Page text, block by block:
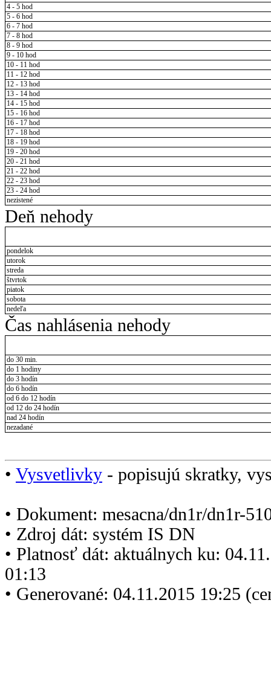
4 - 5 hod
5 - 6 hod
6 - 7 hod
7 - 8 hod
8 - 9 hod
9 - 10 hod
10 - 11 hod
11 - 12 hod
12 - 13 hod
13 - 14 hod
14 - 15 hod
15 - 16 hod
16 - 17 hod
17 - 18 hod
18 - 19 hod
19 - 20 hod
20 - 21 hod
21 - 22 hod
22 - 23 hod
23 - 24 hod
nezistené
Deň nehody
pondelok
utorok
streda
štvrtok
piatok
sobota
nedeľa
Čas nahlásenia nehody
do 30 min.
do 1 hodiny
do 3 hodín
do 6 hodín
od 6 do 12 hodín
od 12 do 24 hodín
nad 24 hodín
nezadané
• Vysvetlivky - popisujú skratky,
• Dokument: mesacna/dn1r/dn1r-
• Zdroj dát: systém IS DN
• Platnosť dát: aktuálnych ku:
01:13
• Generované: 04.11.2015 19:25